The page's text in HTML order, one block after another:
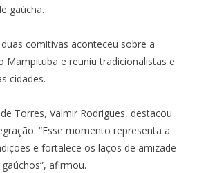
gaúcha.
comitivas aconteceu sobre a
Mampituba e reuniu tradicionalistas e
cidades.
Torres, Valmir Rodrigues, destacou
“Esse momento representa a
e fortalece os laços de amizade
afirmou.